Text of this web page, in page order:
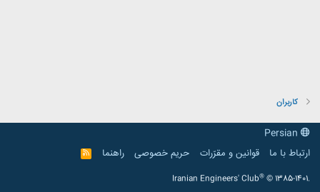
کاربران
ارتباط با ما
قوانین و مقرّرات حریم خصوصی راهنما
R
S
Iranian Engineers' Club® © 1385-1401.